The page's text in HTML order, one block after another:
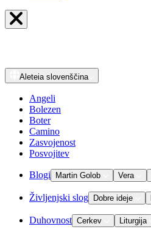
Aleteia slovenščina
Angeli
Bolezen
Boter
Camino
Zasvojenost
Posvojitev
Blogi Martin Golob Vera
Življenjski slog Dobre ideje
Duhovnost Cerkev Liturgija